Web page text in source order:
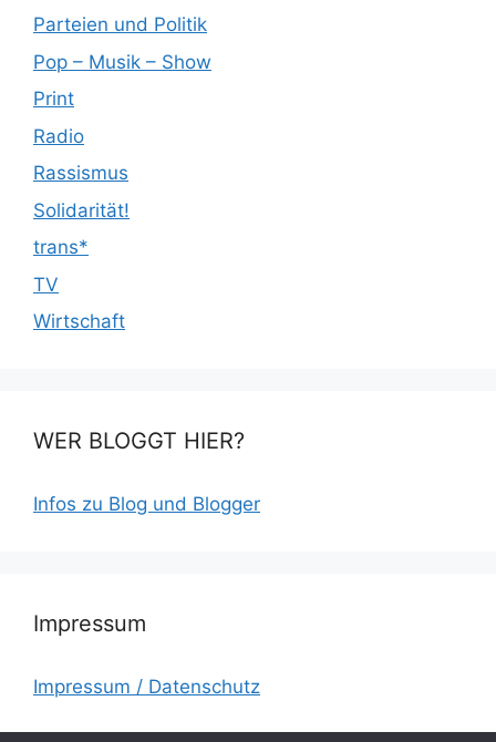
Parteien und Politik
Pop – Musik – Show
Print
Radio
Rassismus
Solidarität!
trans*
TV
Wirtschaft
WER BLOGGT HIER?
Infos zu Blog und Blogger
Impressum
Impressum / Datenschutz